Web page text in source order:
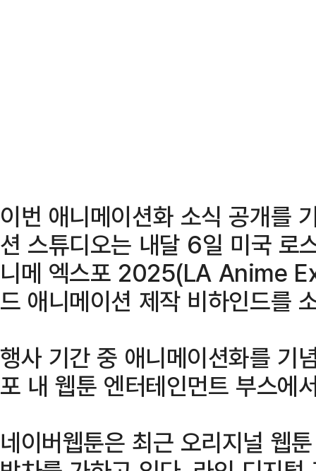
이번 애니메이션화 소식 공개를
션 스튜디오는 내달 6일 미국 로
니메 엑스포 2025(LA Anime
드 애니메이션 제작 비하인드를
행사 기간 중 애니메이션화를 기
포 내 웹툰 엔터테인먼트 부스에
네이버웹툰은 최근 오리지널 웹